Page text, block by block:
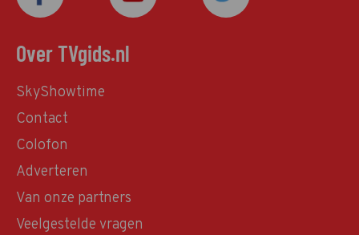
Over TVgids.nl
SkyShowtime
Contact
Colofon
Adverteren
Van onze partners
Veelgestelde vragen